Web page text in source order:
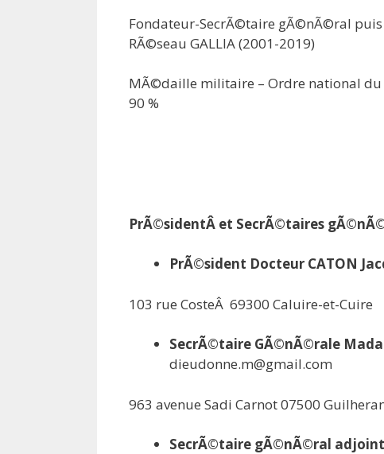
Fondateur-SecrÃ©taire gÃ©nÃ©ral
RÃ©seau GALLIA (2001-2019)
MÃ©daille militaire – Ordre national du
90 %
PrÃ©sidentÂ et SecrÃ©taires
PrÃ©sident Docteur CATON
103 rue CosteÂ 69300 Caluire-et-Cuire
SecrÃ©taire GÃ©nÃ©rale
dieudonne.m@gmail.com
963 avenue Sadi Carnot 07500
SecrÃ©taire gÃ©nÃ©ral